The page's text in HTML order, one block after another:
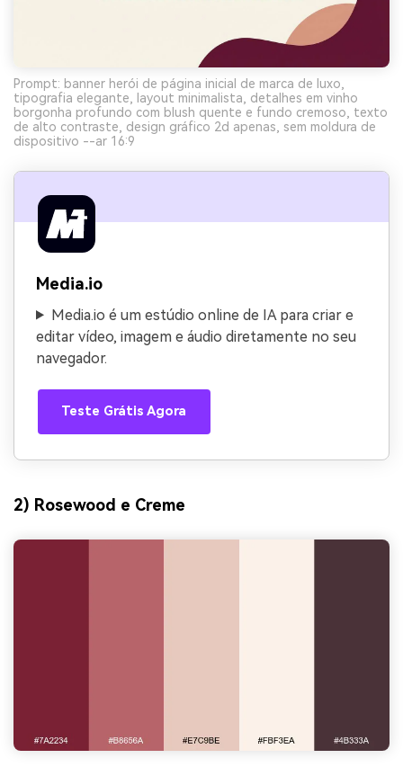
Prompt: banner herói de página inicial de marca de luxo,
tipografia elegante, layout minimalista, detalhes em vinho
borgonha profundo com blush quente e fundo cremoso, texto
de alto contraste, design gráfico 2d apenas, sem moldura de
dispositivo --ar 16:9
Media.io
Media.io é um estúdio online de IA para criar e
editar vídeo, imagem e áudio diretamente no seu
navegador.
Teste Grátis Agora
2) Rosewood e Creme